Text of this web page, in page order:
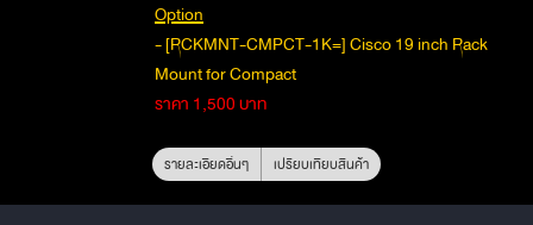
Option
- [RCKMNT-CMPCT-1K=] Cisco 19 inch Rack
Mount for Compact
ราคา 1,500 บาท
รายละเอียดอื่นๆ เปรียบเทียบสินค้า